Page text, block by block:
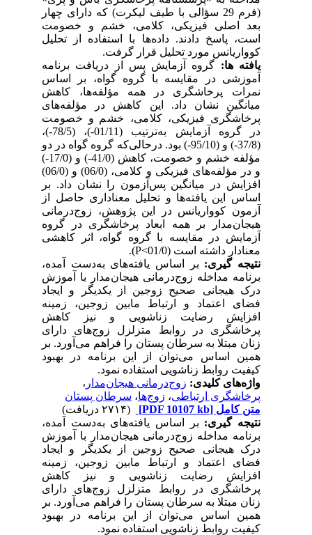
(فرم 29 سؤالی با طیف لیکرت) که دارای چهار
بعد اصلی فیزیکی، کلامی، خشم و خصومت
است، پاسخ دادند. داده‌ها با استفاده از
تحلیل
کوواریانس مورد تحلیل قرار گرفت.
یافته ­ها:گروه آزمایش پس از دریافت برنامه
آموزشی در مقایسه با گروه گواه، بر اساس
نمرات پرخاشگری در همه مؤلفه‌ها، کاهش
میانگین نشان داد. این کاهش در مؤلفه‌های
پرخاشگری فیزیکی،کلامی، خشموخصومت
در گروه آزمایش به‌ترتیب (01/11-)، (78/5-)،
(37/8-) و (95/10-) بود. درحالی‌که گروه گواه در دو
مؤلفه خشم و خصومت، کاهش (41/0-) و (17/0-)
و در مؤلفه‌های فیزیکی و کلامی، (06/0) و (06/0)
افزایش در میانگین پس‌آزمون را نشان داد. بر
اساس این یافته‌ها و تحلیل معناداری حاصل از
آزمون کوواریانس در این پژوهش، زوج‌درمانی
هیجان‌مدار بر همه ابعاد پرخاشگری در گروه
آزمایش در مقایسه با گروه گواه، اثر کاهشی
معنادار داشته است (01/0
P<
).
نتیجه­ گیری:بر اساس یافته‌های به‌دست آمده،
برنامه مداخله زوج‌درمانی هیجان‌مدار با آموزش
درک هیجانی صحیح زوجین از یکدیگر و ایجاد
فضای اعتماد و ارتباط مابین زوجین، زمینه
افزایش رضایت زناشویی و نیز کاهش
پرخاشگری در روابط متزلزل زوج‌های دارای
زنان مبتلا به سرطان پستان را فراهم می‌آورد. بر
همین اساس می‌توان از این برنامه در بهبود
کیفیت روابط زناشویی استفاده نمود.
واژه‌های کلیدی:زوج‌درمانی هیجان‌مدار ،
پرخاشگری ارتباطی،زوج‌ها،سرطان پستان
متن کامل[PDF 10107 kb]
نتیجه­ گیری:بر اساس یافته‌های به‌دست آمده،
برنامه مداخله زوج‌درمانی هیجان‌مدار با آموزش
درک هیجانی صحیح زوجین از یکدیگر و ایجاد
فضای اعتماد و ارتباط مابین زوجین، زمینه
افزایش رضایت زناشویی و نیز کاهش
پرخاشگری در روابط متزلزل زوج‌های دارای
زنان مبتلا به سرطان پستان را فراهم می‌آورد. بر
همین اساس می‌توان از این برنامه در بهبود
کیفیت روابط زناشویی استفاده نمود.